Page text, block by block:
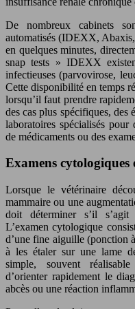
De nombreux cabinets
automatisés (IDEXX, Abaxis,
en quelques minutes,
snap tests » IDEXX
infectieuses (parvovirose,
Cette disponibilité en temps
lorsqu’il faut prendre
des cas plus spécifiques, des
laboratoires spécialisés pour
de médicaments ou des
Examens cytologiques
Lorsque le vétérinaire
mammaire ou une
doit déterminer s’il
L’examen cytologique
d’une fine aiguille (ponction
à les étaler sur une lame
simple, souvent
d’orienter rapidement le
abcès ou une réaction